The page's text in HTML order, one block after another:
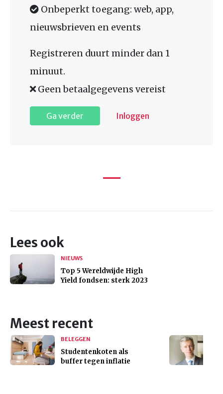
Onbeperkt toegang: web, app,
nieuwsbrieven en events
Registreren duurt minder dan 1
minuut.
Geen betaalgegevens vereist
Ga verder Inloggen
Lees ook
NIEUWS
Top 5 Wereldwijde High
Yield fondsen: sterk 2023
Meest recent
BELEGGEN
Studentenkoten als
buffer tegen inflatie